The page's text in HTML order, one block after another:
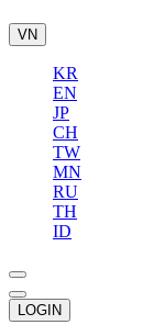
VN
KR
EN
JP
CH
TW
MN
RU
TH
ID
LOGIN